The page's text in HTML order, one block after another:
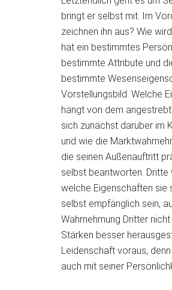
bringt er selbst mit. Im
zeichnen ihn aus? Wie
hat ein bestimmtes
bestimmte Attribute und
bestimmte
Vorstellungsbild. Welche
hängt von dem
sich zunächst darüber im
und wie die
die seinen Außenauftritt
selbst beantworten. Dritte
welche Eigenschaften sie
selbst empfänglich sein,
Wahrnehmung Dritter
Stärken besser
Leidenschaft voraus,
auch mit seiner